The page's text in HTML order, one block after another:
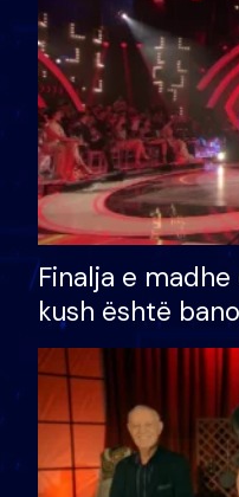
Finalja e
kush është
shtëpinë dhe
të fituar